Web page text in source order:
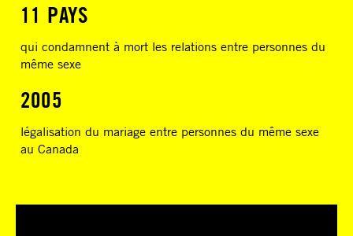
11 PAYS
qui condamnent à mort les relations entre personnes du
même sexe
2005
légalisation du mariage entre personnes du même sexe
au Canada